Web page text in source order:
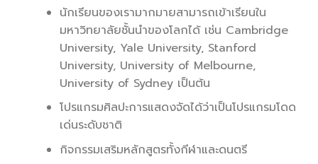
นักเรียนของเรามากมายสามารถเข้าเรียนใน
มหาวิทยาลัยชั้นนำของโลกได้ เช่น Cambridge
University, Yale University, Stanford
University, University of Melbourne,
University of Sydney เป็นต้น
โปรแกรมศิลปะการแสดงจัดได้ว่าเป็นโปรแกรมโดด
เด่นระดับชาติ
กิจกรรมเสริมหลักสูตรทั้งกีฬาและดนตรี